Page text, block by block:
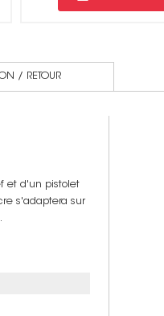
/ RETOUR
et d'un pistolet
s'adaptera sur